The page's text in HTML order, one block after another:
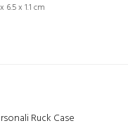
6.5 x 1.1 cm
Ruck Case